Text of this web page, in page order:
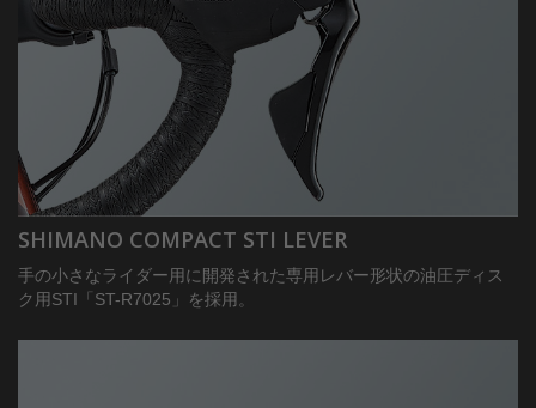
SHIMANO COMPACT STI LEVER
手の小さなライダー用に開発された専用レバー形状の油圧ディス
ク用STI「ST-R7025」を採用。